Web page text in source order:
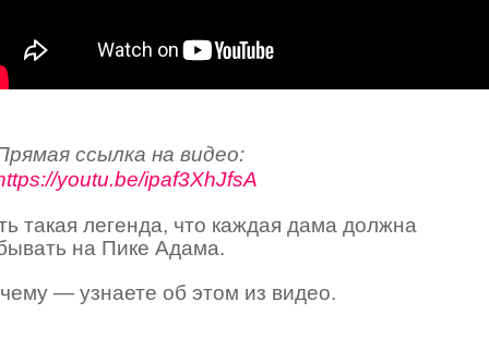
ссылка на видео:
youtu.be/ipaf3XhJfsA
такая легенда, что каждая дама должна
на Пике Адама.
— узнаете об этом из видео.